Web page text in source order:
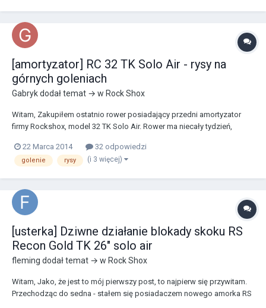
[amortyzator] RC 32 TK Solo Air - rysy na
górnych goleniach
Gabrykdodał temat → w Rock Shox
Witam, Zakupiłem ostatnio rower posiadający przedni amortyzator
firmy Rockshox, model 32 TK Solo Air. Rower ma niecały tydzień,
niepokojące rysy. Moja wiedza nie pozwala na oceną aktualnej
sytuacji, dlatego prosił bym o ocenę tych u...
22 Marca 2014 32 odpowiedzi
golenie rysy (i 3 więcej)
[usterka] Dziwne działanie blokady skoku RS
Recon Gold TK 26" solo air
fleming dodał temat → w Rock Shox
Witam, Jako, że jest to mój pierwszy post, to najpierw się przywitam.
Przechodząc do sedna - stałem się posiadaczem nowego amorka RS